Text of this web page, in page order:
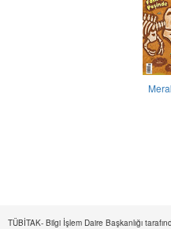
TÜBİTAK- Bilgi İşlem Daire Başkanlığı